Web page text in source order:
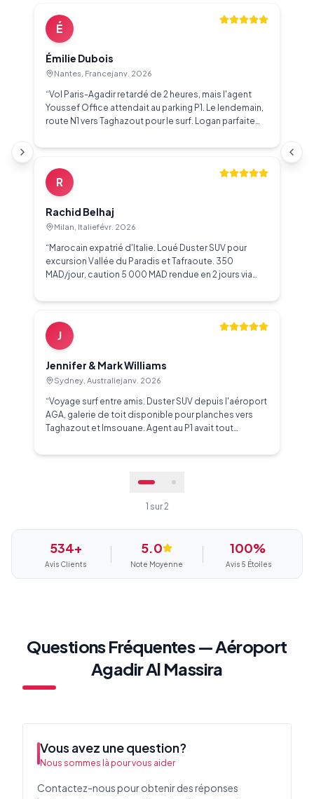
É
Émilie Dubois
Nantes, Francejanv. 2026
“Vol Paris-Agadir retardé de 2 heures, mais l'agent
Youssef Office attendait au parking P1. Le lendemain,
route N1 vers Taghazout pour le surf. Logan parfaite
SIBM. Service impeccable.”
R
Rachid Belhaj
Milan, Italiefévr. 2026
“ Marocain expatrié d'Italie. Loué Duster SUV pour
excursion Vallée du Paradis et Tafraoute. 350
MAD/jour, caution 5 000 MAD rendue en 2 jours via
montagne. Meilleur service location à Agadir.”
J
Jennifer & Mark Williams
Sydney, Australiejanv. 2026
“Voyage surf entre amis. Duster SUV depuis l'aéroport
AGA, galerie de toit disponible pour planches vers
Taghazout et Imsouane. Agent au P1 avait tout
facile. Carte gratuite incluse. 350 MAD/jour, sans frais
1 sur2
534+
Avis Clients
5.0
Note Moyenne
100%
Avis 5 Étoiles
Questions Fréquentes — Aéroport
Agadir Al Massira
Vous avez une question?
Nous sommes là pour vous aider
Contactez-nous pour obtenir des réponses